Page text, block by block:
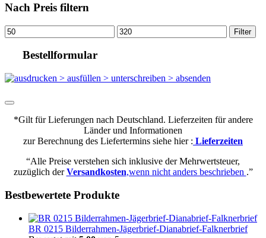
Nach Preis filtern
Min.
Preis
Max.
Preis
Filter
Bestellformular
*Gilt für Lieferungen nach Deutschland. Lieferzeiten für andere
Länder und Informationen
zur Berechnung des Liefertermins siehe hier : Lieferzeiten
“Alle Preise verstehen sich inklusive der Mehrwertsteuer,
zuzüglich derVersandkosten,wenn nicht anders beschrieben .”
Bestbewertete Produkte
BR 0215 Bilderrahmen-Jägerbrief-Dianabrief-Falknerbrief